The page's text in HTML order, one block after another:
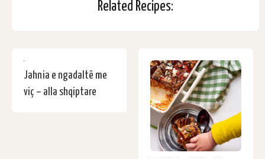
Related Recipes:
Jahnia e ngadaltë me
viç – alla shqiptare